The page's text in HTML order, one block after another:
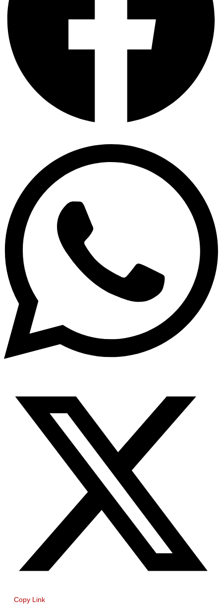
Copy Link